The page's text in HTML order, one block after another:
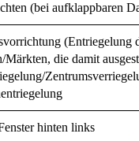
(bei aufklappbaren
(Entriegelung
Märkten, die damit
hinten links